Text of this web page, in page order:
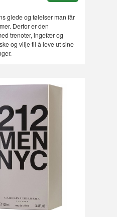
glede og følelser man får
Derfor er den
trenoter, ingefær og
og vilje til å leve ut sine